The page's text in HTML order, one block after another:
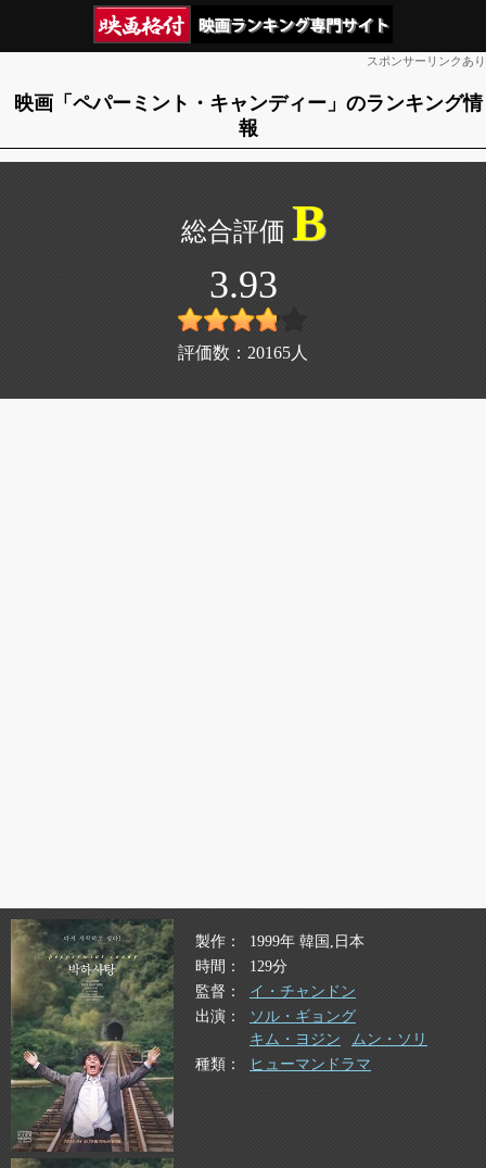
スポンサーリンクあり
映画「ペパーミント・キャンディー」のランキング情
報
B
3.93
評価数： 20165 人
製作
1999年 韓国,日本
時間
129分
監督
イ・チャンドン
出演
ソル・ギョング
キム・ヨジン
ムン・ソリ
種類
ヒューマンドラマ